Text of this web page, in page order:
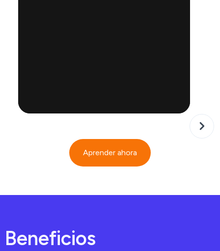
Aprender ahora
Beneficios